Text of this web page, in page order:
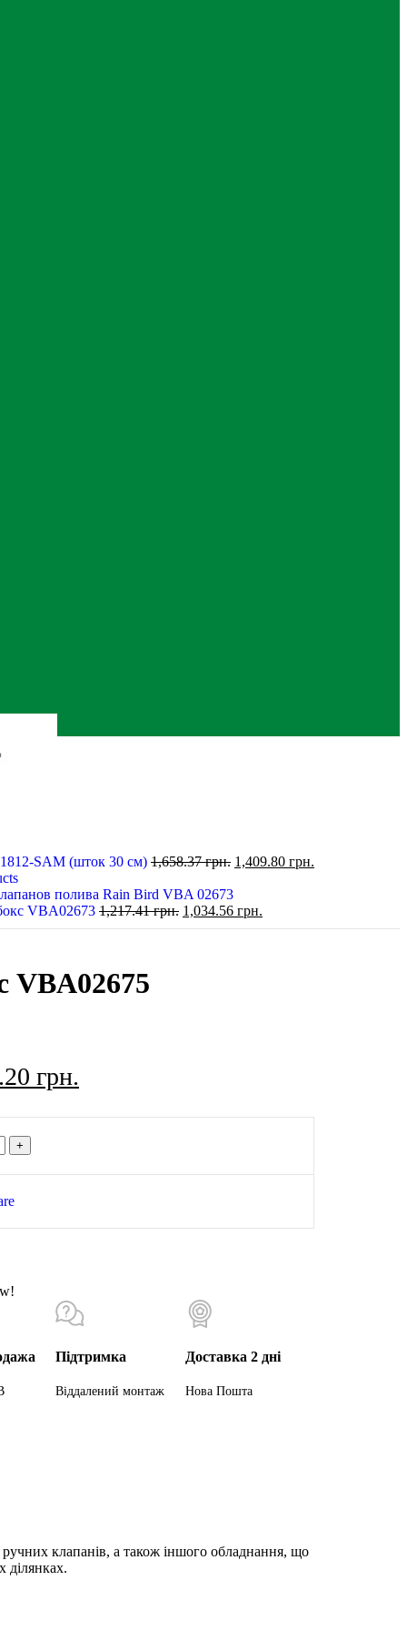
SAM (шток 30 см) 1,658.37грн. 1,409.80 грн.
VBA02673 1,217.41грн. 1,034.56 грн.
VBA02675
грн.
Підтримка
Віддалений монтаж
Доставка 2 дні
Нова Пошта
клапанів, а також іншого обладнання, що
ділянках.